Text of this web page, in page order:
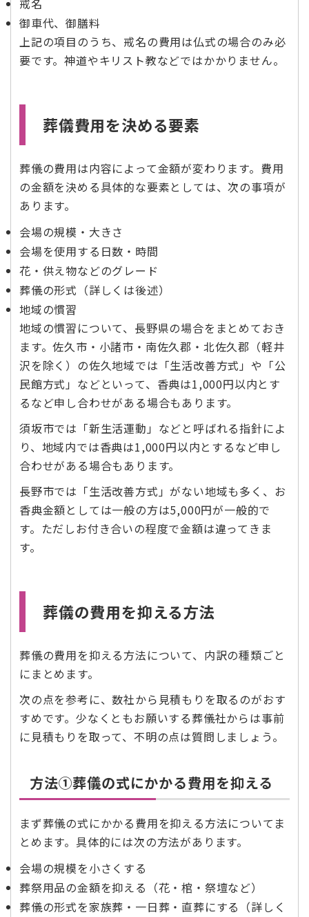
戒名
御車代、御膳料
上記の項目のうち、戒名の費用は仏式の場合のみ必
要です。神道やキリスト教などではかかりません。
葬儀費用を決める要素
葬儀の費用は内容によって金額が変わります。費用
の金額を決める具体的な要素としては、次の事項が
あります。
会場の規模・大きさ
会場を使用する日数・時間
花・供え物などのグレード
葬儀の形式（詳しくは後述）
地域の慣習
地域の慣習について、長野県の場合をまとめておき
ます。佐久市・小諸市・南佐久郡・北佐久郡（軽井
沢を除く）の佐久地域では「生活改善方式」や「公
民館方式」などといって、香典は1,000円以内とす
るなど申し合わせがある場合もあります。
須坂市では「新生活運動」などと呼ばれる指針によ
り、地域内では香典は1,000円以内とするなど申し
合わせがある場合もあります。
長野市では「生活改善方式」がない地域も多く、お
香典金額としては一般の方は5,000円が一般的で
す。ただしお付き合いの程度で金額は違ってきま
す。
葬儀の費用を抑える方法
葬儀の費用を抑える方法について、内訳の種類ごと
にまとめます。
次の点を参考に、数社から見積もりを取るのがおす
すめです。少なくともお願いする葬儀社からは事前
に見積もりを取って、不明の点は質問しましょう。
方法➀葬儀の式にかかる費用を抑える
まず葬儀の式にかかる費用を抑える方法についてま
とめます。具体的には次の方法があります。
会場の規模を小さくする
葬祭用品の金額を抑える（花・棺・祭壇など）
葬儀の形式を家族葬・一日葬・直葬にする（詳しく